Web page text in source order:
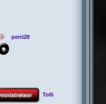
perri28
Tolli